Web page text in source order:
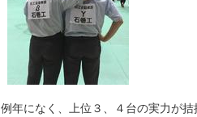
例年になく、上位３、４台の実力が拮